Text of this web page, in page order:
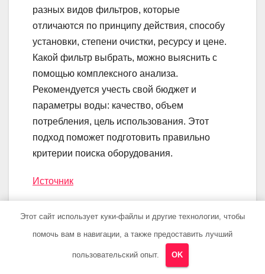
разных видов фильтров, которые
отличаются по принципу действия, способу
установки, степени очистки, ресурсу и цене.
Какой фильтр выбрать, можно выяснить с
помощью комплексного анализа.
Рекомендуется учесть свой бюджет и
параметры воды: качество, объем
потребления, цель использования. Этот
подход поможет подготовить правильно
критерии поиска оборудования.
Источник
Навигация
Фильтры для
воды на дачу из
системы
Этот сайт использует куки-файлы и другие технологии, чтобы
помочь вам в навигации, а также предоставить лучший
пользовательский опыт. OK